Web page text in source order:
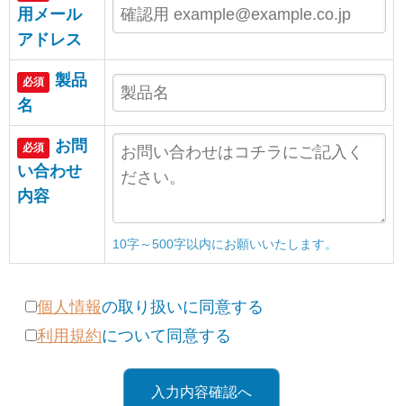
用メール
アドレス
必須
製品
名
必須
お問
い合わせ
内容
10字～500字以内にお願いいたします。
個人情報の取り扱いに同意する
利用規約について同意する